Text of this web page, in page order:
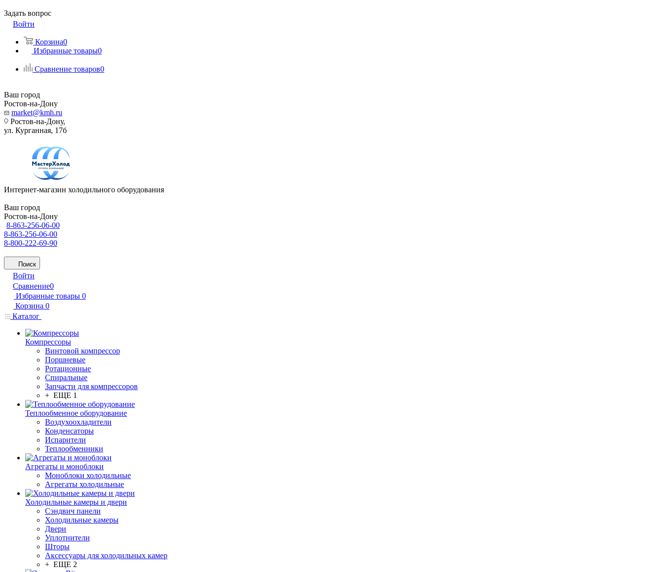
Задать вопрос
Войти
Корзина0
Избранные товары0
Сравнение товаров0
Ваш город
Ростов-на-Дону
market@kmh.ru
Ростов-на-Дону,
ул. Курганная, 17б
Интернет-магазин холодильного оборудования
Ваш город
Ростов-на-Дону
8-863-256-06-00
8-863-256-06-00
8-800-222-69-90
Поиск
Войти
Сравнение0
Избранные товары 0
Корзина 0
Каталог
Компрессоры
Винтовой компрессор
Поршневые
Ротационные
Спиральные
Запчасти для компрессоров
+ ЕЩЕ 1
Теплообменное оборудование
Воздухоохладители
Конденсаторы
Испарители
Теплообменники
Агрегаты и моноблоки
Моноблоки холодильные
Агрегаты холодильные
Холодильные камеры и двери
Сэндвич панели
Холодильные камеры
Двери
Уплотнители
Шторы
Аксессуары для холодильных камер
+ ЕЩЕ 2